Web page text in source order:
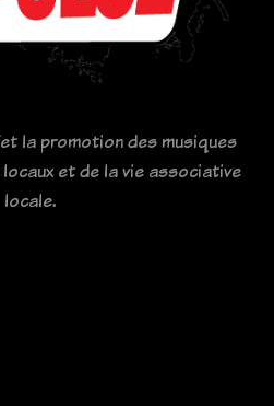
la promotion des musiques
et de la vie associative
locale.